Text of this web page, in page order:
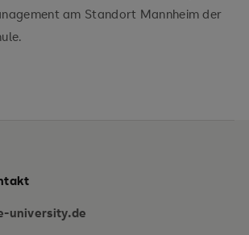
am Standort Mannheim der
university.de